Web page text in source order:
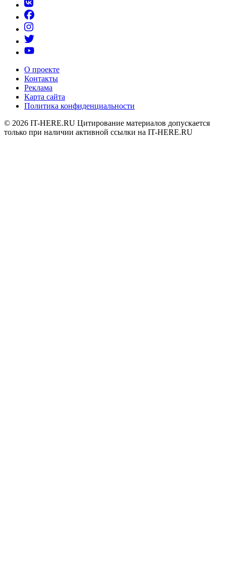
О проекте
Контакты
Реклама
Карта сайта
Политика конфиденциальности
© 2026 IT-HERE.RU Цитирование материалов допускается
только при наличии активной ссылки на IT-HERE.RU